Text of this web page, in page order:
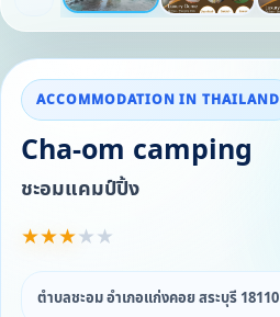
ACCOMMODATION IN THAILAND
Cha-om camping
ชะอมแคมป์ปิ้ง
★★★★★
ตำบลชะอม อำเภอแก่งคอย สระบุรี 18110